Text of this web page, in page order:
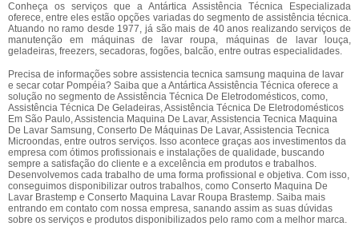
Conheça os serviços que a Antártica Assistência Técnica Especializada
oferece, entre eles estão opções variadas do segmento de assistência técnica.
Atuando no ramo desde 1977, já são mais de 40 anos realizando serviços de
manutenção em máquinas de lavar roupa, máquinas de lavar louça,
geladeiras, freezers, secadoras, fogões, balcão, entre outras especialidades.
Precisa de informações sobre assistencia tecnica samsung maquina de lavar
e secar cotar Pompéia? Saiba que a Antártica Assistência Técnica oferece a
solução no segmento de Assistência Técnica De Eletrodomésticos, como,
Assistência Técnica De Geladeiras, Assistência Técnica De Eletrodomésticos
Em São Paulo, Assistencia Maquina De Lavar, Assistencia Tecnica Maquina
De Lavar Samsung, Conserto De Máquinas De Lavar, Assistencia Tecnica
Microondas, entre outros serviços. Isso acontece graças aos investimentos da
empresa com ótimos profissionais e instalações de qualidade, buscando
sempre a satisfação do cliente e a excelência em produtos e trabalhos.
Desenvolvemos cada trabalho de uma forma profissional e objetiva. Com isso,
conseguimos disponibilizar outros trabalhos, como Conserto Maquina De
Lavar Brastemp e Conserto Maquina Lavar Roupa Brastemp. Saiba mais
entrando em contato com nossa empresa, sanando assim as suas dúvidas
sobre os serviços e produtos disponibilizados pelo ramo com a melhor marca.